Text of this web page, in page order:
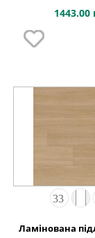
1443.00
Ламінована